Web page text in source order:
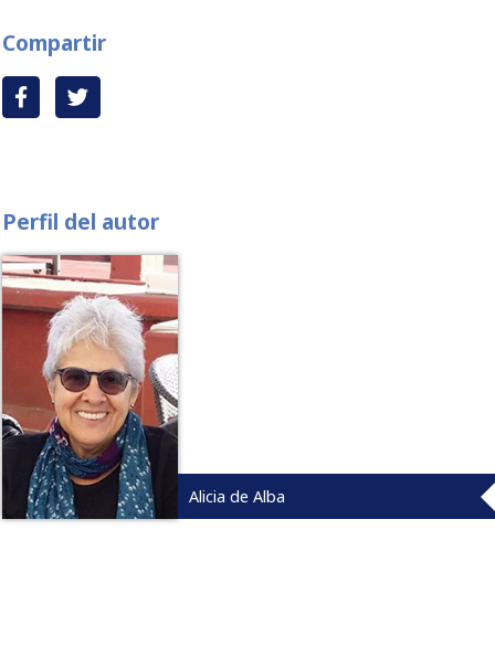
Compartir
Perfil del autor
Alicia de Alba